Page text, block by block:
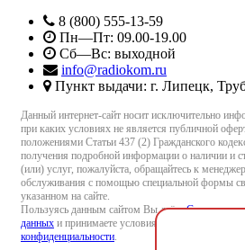
8 (800) 555-13-59
Пн—Пт: 09.00-19.00
Сб—Вс: выходной
info@radiokom.ru
Пункт выдачи: г. Липецк,
Данный интернет-сайт носит исключительно
при каких условиях не является публичной
положениями Статьи 437 (2) Гражданского
получения подробной информации о наличии и
(или) услуг, пожалуйста, обращайтесь к
обслуживания с помощью специальной формы
указанном на сайте.
Пользуясь данным сайтом Вы даётеСогласие на
данных и принимаете условия
конфиденциальности.